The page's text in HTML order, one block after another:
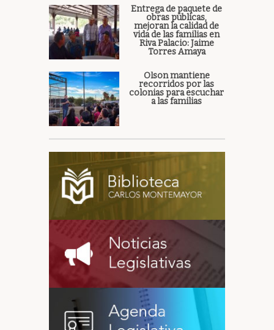
Entrega de paquete de
obras públicas,
mejoran la calidad de
vida de las familias en
Riva Palacio: Jaime
Torres Amaya
Olson mantiene
recorridos por las
colonias para escuchar
a las familias